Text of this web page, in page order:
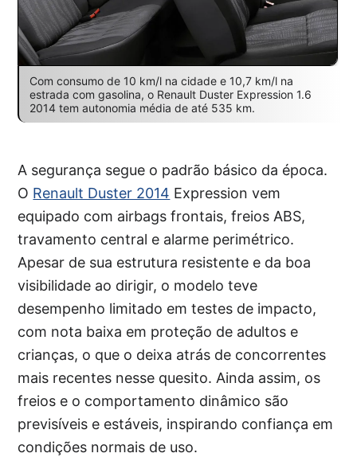
Com consumo de 10 km/l na cidade e 10,7 km/l na
estrada com gasolina, o Renault Duster Expression 1.6
2014 tem autonomia média de até 535 km.
A segurança segue o padrão básico da época.
O Renault Duster 2014 Expression vem
equipado com airbags frontais, freios ABS,
travamento central e alarme perimétrico.
Apesar de sua estrutura resistente e da boa
visibilidade ao dirigir, o modelo teve
desempenho limitado em testes de impacto,
com nota baixa em proteção de adultos e
crianças, o que o deixa atrás de concorrentes
mais recentes nesse quesito. Ainda assim, os
freios e o comportamento dinâmico são
previsíveis e estáveis, inspirando confiança em
condições normais de uso.